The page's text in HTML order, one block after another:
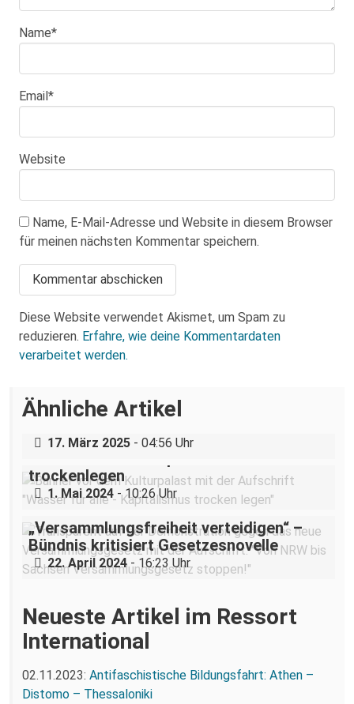
Name*
Email*
Website
Name, E-Mail-Adresse und Website in diesem Browser
für meinen nächsten Kommentar speichern.
Diese Website verwendet Akismet, um Spam zu
reduzieren. Erfahre, wie deine Kommentardaten
verarbeitet werden.
Ähnliche Artikel
Holocaustgedenktag in Coswig bei
17. März 2025 - 04:56 Uhr
trockenlegen
1. Mai 2024 - 10:26 Uhr
„Versammlungsfreiheit verteidigen“ –
Bündnis kritisiert Gesetzesnovelle
22. April 2024 - 16:23 Uhr
Neueste Artikel im Ressort
International
02.11.2023: Antifaschistische Bildungsfahrt: Athen –
Distomo – Thessaloniki